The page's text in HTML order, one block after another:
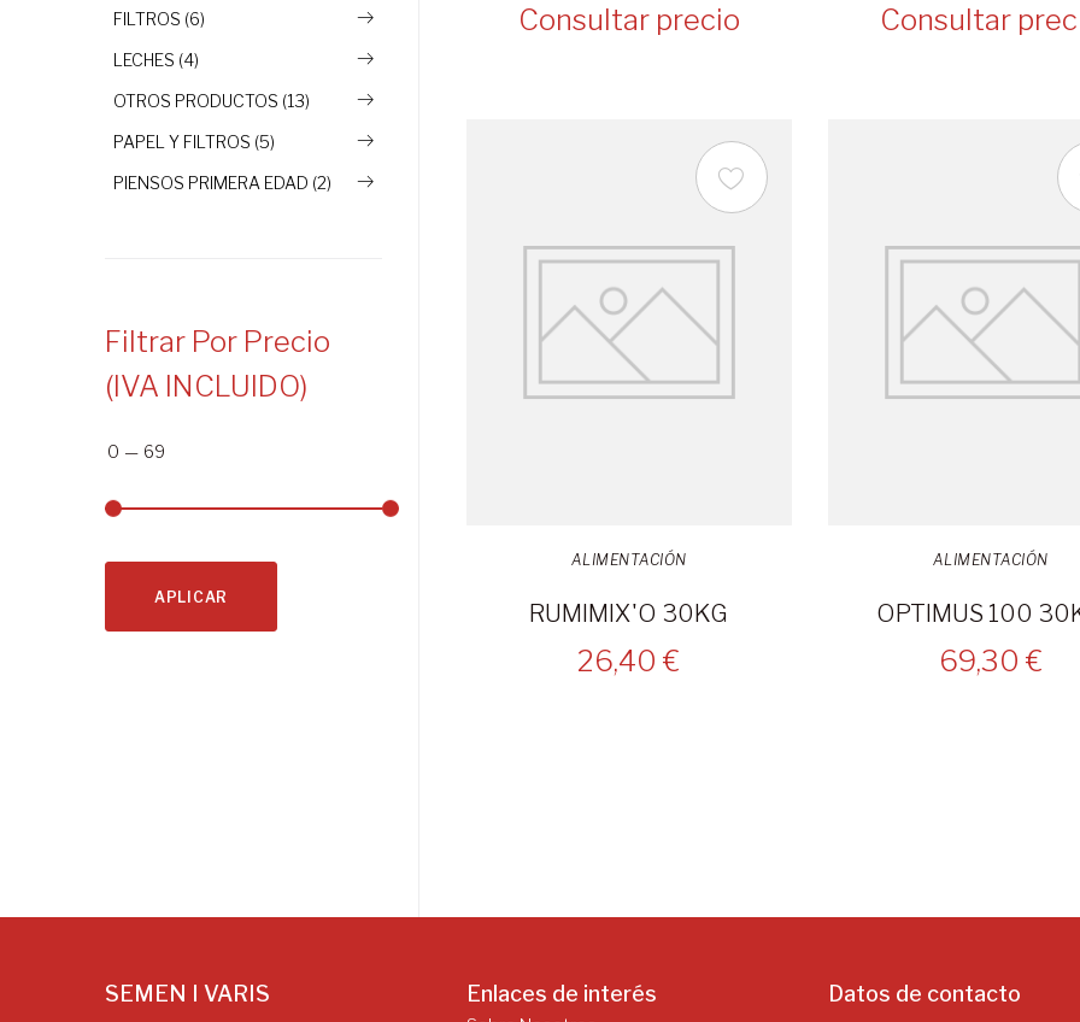
Consultar precio Consultar
ALIMENTACIÓN
RUMIMIX'O 30KG
26,40 €
ALIMENTACIÓN
OPTIMUS 100
69,30 €
FILTROS (6)
LECHES (4)
OTROS PRODUCTOS (13)
PAPEL Y FILTROS (5)
PIENSOS PRIMERA EDAD (2)
Filtrar Por Precio
(IVA INCLUIDO)
0 — 69
APLICAR
SEMEN I VARIS Enlaces de interés Datos de contacto